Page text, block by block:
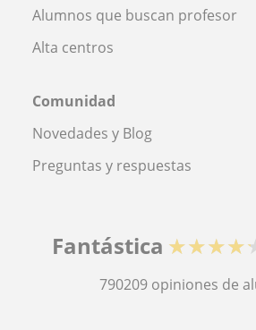
Alumnos que buscan profesor
Alta centros
Comunidad
Novedades y Blog
Preguntas y respuestas
Fantástica
790209 opiniones de